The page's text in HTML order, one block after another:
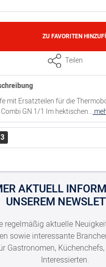
rechts/links) für Thermobox
4000149666
Thermobox Combi GN 1/1,
4000249665
8300035219
Thermobox Combi Junior GN 1/1,
ZU FAVORITEN
Teilen
mit Ersatzteilen für die
GN 1/1 Im hektischen...
3
AKTUELL
UNSEREM
regelmäßig aktuelle
sowie interessante
Gastronomen,
Interessierten.